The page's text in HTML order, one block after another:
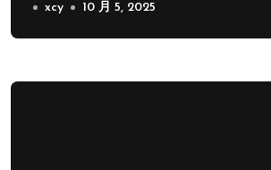
xcy 10 月 5, 2025